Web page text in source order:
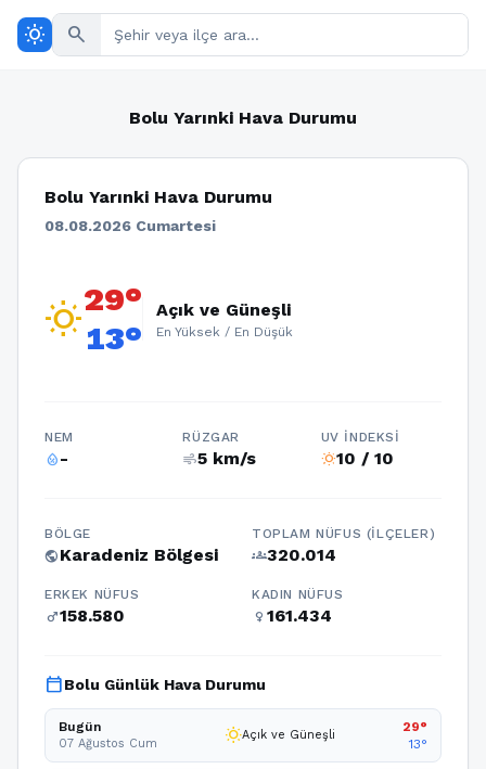
wb_sunny search
Bolu Yarınki Hava Durumu
Bolu Yarınki Hava Durumu
08.08.2026 Cumartesi
wb_sunny29°
13°
Açık ve Güneşli
En Yüksek / En Düşük
NEM
humidity_percentage-
RÜZGAR
air5 km/s
UV İNDEKSI
wb_sunny10 / 10
BÖLGE
publicKaradeniz Bölgesi
TOPLAM NÜFUS (İLÇELER)
groups320.014
ERKEK NÜFUS
male158.580
KADIN NÜFUS
female 161.434
calendar_todayBolu Günlük Hava Durumu
Bugün
07 Ağustos Cum wb_sunnyAçık ve Güneşli
29°
13°